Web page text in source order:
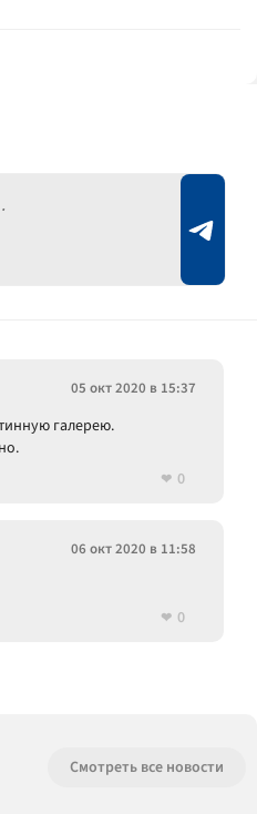
05 окт 2020 в 15:37
галерею.
0
06 окт 2020 в 11:58
0
Смотреть все новости